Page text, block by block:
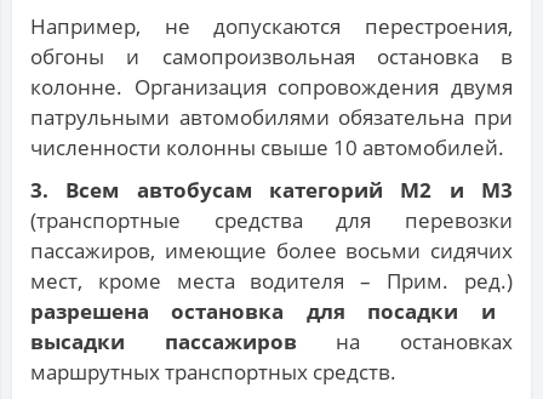
Например, не допускаются перестроения,
обгоны и самопроизвольная остановка в
колонне. Организация сопровождения двумя
патрульными автомобилями обязательна при
численности колонны свыше 10 автомобилей.
3. Всем автобусам категорий М2 и М3
(транспортные средства для перевозки
пассажиров, имеющие более восьми сидячих
мест, кроме места водителя – Прим. ред.)
разрешена остановка для посадки и
высадки пассажиров на остановках
маршрутных транспортных средств.